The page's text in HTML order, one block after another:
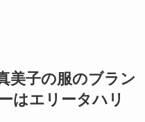
美子の服のブラン
はエリータハリ